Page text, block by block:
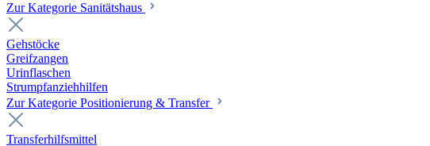
Zur Kategorie Sanitätshaus
Gehstöcke
Greifzangen
Urinflaschen
Strumpfanziehhilfen
Zur Kategorie Positionierung & Transfer
Transferhilfsmittel